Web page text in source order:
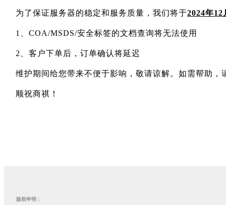
为了保证服务器的稳定和服务质量，我们将于2024年12
1、COA/MSDS/安全标签的文档查询将无法使用
2、客户下单后，订单确认将延迟
维护期间给您带来不便于影响，敬请谅解。如需帮助
顺祝商祺！
版权申明：